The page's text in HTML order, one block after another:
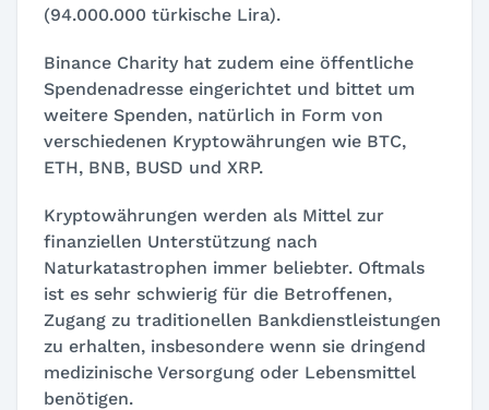
(94.000.000 türkische Lira).
Binance Charity hat zudem eine öffentliche
Spendenadresse eingerichtet und bittet um
weitere Spenden, natürlich in Form von
verschiedenen Kryptowährungen wie BTC,
ETH, BNB, BUSD und XRP.
Kryptowährungen werden als Mittel zur
finanziellen Unterstützung nach
Naturkatastrophen immer beliebter. Oftmals
ist es sehr schwierig für die Betroffenen,
Zugang zu traditionellen Bankdienstleistungen
zu erhalten, insbesondere wenn sie dringend
medizinische Versorgung oder Lebensmittel
benötigen.